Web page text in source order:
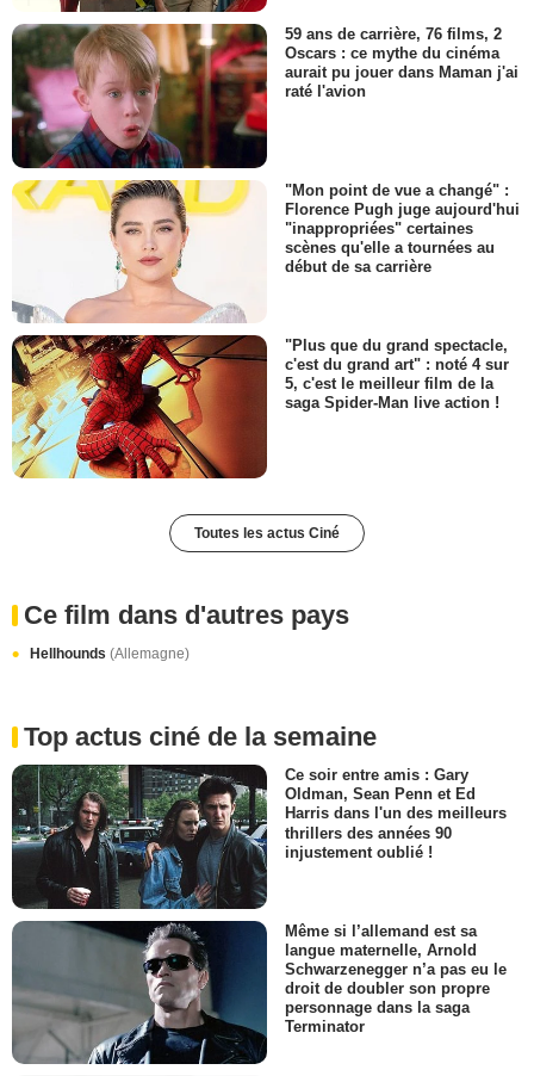
59 ans de carrière, 76 films, 2
Oscars : ce mythe du cinéma
aurait pu jouer dans Maman j'ai
raté l'avion
"Mon point de vue a changé" :
Florence Pugh juge aujourd'hui
"inappropriées" certaines
scènes qu'elle a tournées au
début de sa carrière
"Plus que du grand spectacle,
c'est du grand art" : noté 4 sur
5, c'est le meilleur film de la
saga Spider-Man live action !
Toutes les actus Ciné
Ce film dans d'autres pays
Hellhounds (Allemagne)
Top actus ciné de la semaine
Ce soir entre amis : Gary
Oldman, Sean Penn et Ed
Harris dans l'un des meilleurs
thrillers des années 90
injustement oublié !
Même si l’allemand est sa
langue maternelle, Arnold
Schwarzenegger n’a pas eu le
droit de doubler son propre
personnage dans la saga
Terminator